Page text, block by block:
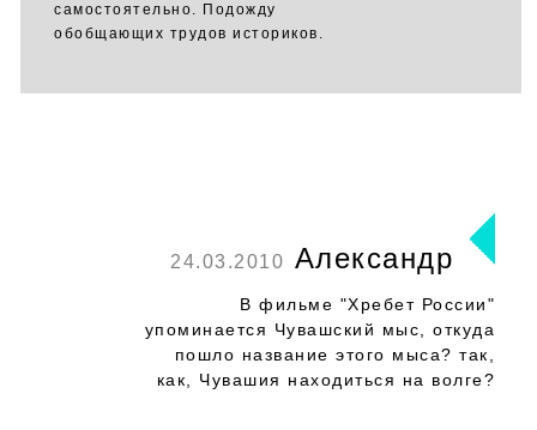
самостоятельно. Подожду
обобщающих трудов историков.
24.03.2010 Александр
В фильме "Хребет России"
упоминается Чувашский мыс, откуда
пошло название этого мыса? так,
как, Чувашия находиться на волге?